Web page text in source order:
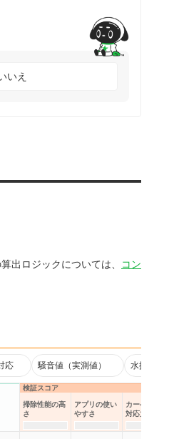
いえ
出ロジックについては、
コン
応 騒音値（実測値） 水拭き対応
検証スコア
掃除性能の高
さ
アプリの使い
やすさ
カーペットの
対応力